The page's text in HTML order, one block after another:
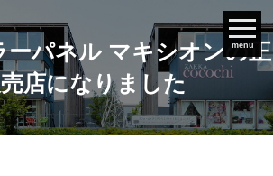
menu
ーパネル マキシオンの正
店になりました